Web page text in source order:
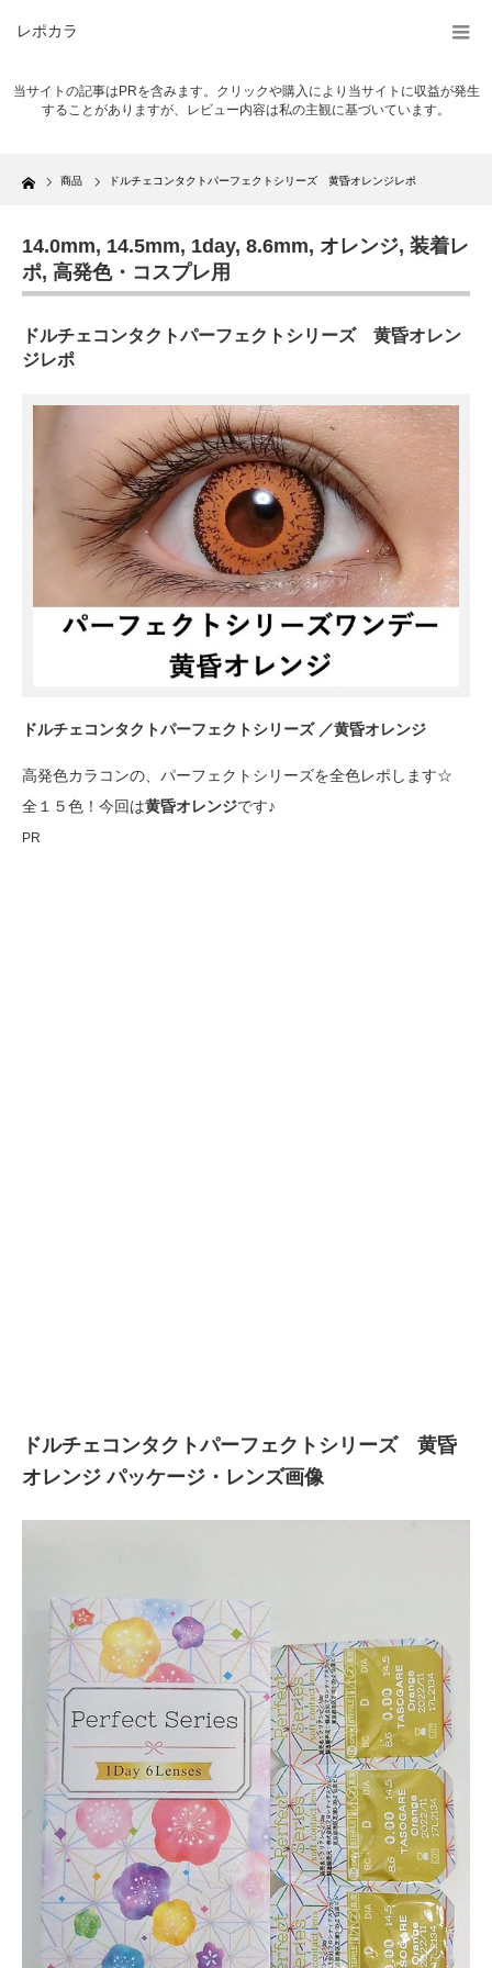
レポカラ
当サイトの記事はPRを含みます。クリックや購入により当サイトに収益が発生
することがありますが、レビュー内容は私の主観に基づいています。
Home 商品 ドルチェコンタクトパーフェクトシリーズ 黄昏オレンジレポ
14.0mm, 14.5mm, 1day, 8.6mm, オレンジ, 装着レ
ポ, 高発色・コスプレ用
ドルチェコンタクトパーフェクトシリーズ 黄昏オレン
ジレポ
ドルチェコンタクトパーフェクトシリーズ ／黄昏オレンジ
高発色カラコンの、パーフェクトシリーズを全色レポします☆
全１５色！今回は黄昏オレンジです♪
PR
ドルチェコンタクトパーフェクトシリーズ 黄昏
オレンジ パッケージ・レンズ画像